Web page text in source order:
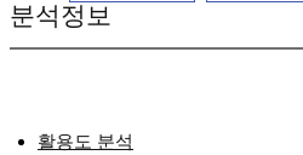
분석정보
활용도 분석